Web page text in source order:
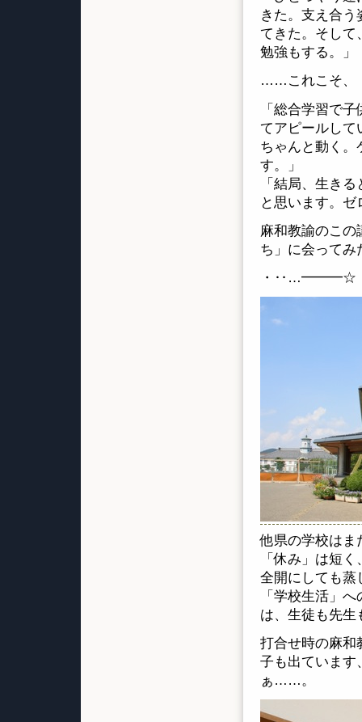
きた。支え合
てきた。そして
勉強もする。」
……これこそ、
「総合学習で
てアピールして
ちゃんと動く。
す。」
「結局、生き
と思います。
麻和教諭のこの
ち」に会ってみ
・
他県の学校はま
「休み」は短
全開にしても蒸
「学校生活」
は、生徒も先生
打合せ時の麻和
子も出ていま
ぁ……。